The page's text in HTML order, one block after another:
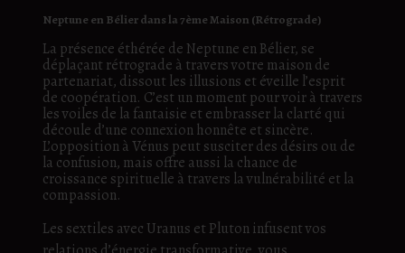
Neptune en Bélier dans la 7ème Maison (Rétrograde)
La présence éthérée de Neptune en Bélier, se
déplaçant rétrograde à travers votre maison de
partenariat, dissout les illusions et éveille l’esprit
de coopération. C’est un moment pour voir à travers
les voiles de la fantaisie et embrasser la clarté qui
découle d’une connexion honnête et sincère.
L’opposition à Vénus peut susciter des désirs ou de
la confusion, mais offre aussi la chance de
croissance spirituelle à travers la vulnérabilité et la
compassion.
Les sextiles avec Uranus et Pluton infusent vos